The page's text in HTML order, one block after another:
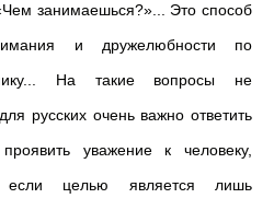
занимаешься?»... Это способ
и дружелюбности по
На такие вопросы не
русских очень важно ответить
уважение к человеку,
целью является лишь